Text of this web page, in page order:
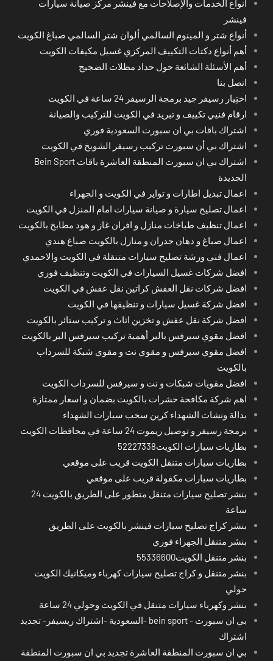
أنواع الخدمات والإصلاحات مع فينشر مركز صيانة سيارات
فينشر
أنواع شتر و المينوم السالمي ألوان شتر السالمي صباغ الكويت
أهم أنواع دكتات التكييف المركزي غسيل مكيفات الكويت
أهم الأسئلة الشائعة حول حداد مظلات الضجيج
اتصل بنا
اختِيار رسيفر جيد برمجة الرسيفر 24 ساعة في الكويت
ارقام فنيي تكييف و تبريد في الكويت للتركيب والصيانة
اشتراك باقات بي ان سبورت السعودية فوري
اشتراك بي أن سبورت تركيب رسيفر الشويخ في الكويت
اشتراك بي ان سبورت المنطقة العاشرة باقات Bein Sport
الجديدة
اعمال تبديل اطارات و تواير في الكويت و الجهراء
اعمال تصليح سيارة و صيانة سيارات امام المنزل في الكويت
اعمال تنظيف طباخات منازل و افران غاز و هود مطابخ بالكويت
اعمال صباغ و دهان جدران و منازل بالكويت صباغ هندي
اعمال فني ورشة تصليح سيارات متنقلة في الكويت والاحمدي
افضل شركات غسيل السيارات في الكويت وتنظيف فوري
افضل شركات نقل العفش كراتين نقل عفش في الكويت
افضل شركة غسيل سيارات و تنظيفها في الكويت
افضل شركة نقل عفش و تخزين اثاث و تركيب ستائر بالكويت
افضل مقوي سيرفس بالبر أهمية تركيب سيرفس البر بالكويت
افضل مقوي سيرفس و مقوي نت و مقوي شبكة للسرداب
بالكويت
افضل مقويات شبكات و نت و سيرفس للسرداب الكويت
اهم شركة مكافحة حشرات بالكويت بضمان و اسعار ممتازة
بدالة ونشات الشهداء كرين سحب سيارات الشهداء
برمجة رسيفر و توصيل ريموت 24 ساعة في محافظات الكويت
بطاريات سيارات الكويت52227338
بطاريات سيارات متنقل الكويت قريب على موقعي
بطاريات سيارات مكفولة قريب على موقعي
بنشر تصليح سيارات متنقل متطور على الطريق بالكويت 24
ساعة
بنشر كراج تصليح سيارات فينشر بالكويت على الطريق
بنشر متنقل الجهراء فوري
بنشر متنقل الكويت55336600
بنشر متنقل و كراج تصليح سيارات كهرباء وميكانيك الكويت
حولي
بنشر وكهرباء سيارات متنقل في الكويت وحولي 24 ساعة
بي ان سبورت - bein sport -السعودية -اشتراك ريسيفر- تجديد
اشتراك
بي ان سبورت المنطقة العاشرة تجديد بي ان سبورت المنطقة